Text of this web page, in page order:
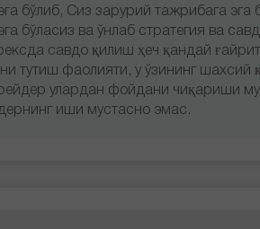
бўлиб, Сиз зарурий тажрибага эга
бўласиз ва ўнлаб стратегия ва
савдо қилиш ҳеч қандай
тутиш фаолияти, у ўзининг шахсий
улардан фойдани чиқариши
иши мустасно эмас.